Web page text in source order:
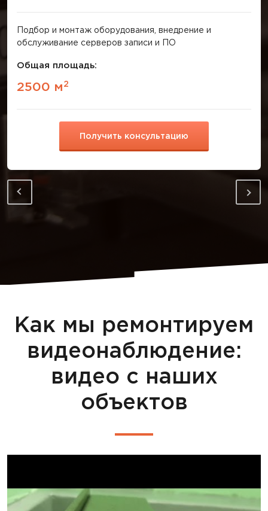
Подбор и монтаж оборудования, внедрение и
обслуживание серверов записи и ПО
Общая площадь:
2500 м 2
Получить консультацию
Как мы ремонтируем
видеонаблюдение:
видео с наших
объектов